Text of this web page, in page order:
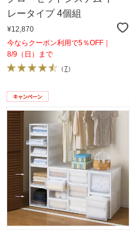
レータイプ 4個組
¥12,870
今ならクーポン利用で5％OFF｜
8/9（日）まで
（7）